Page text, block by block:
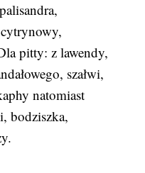
pitty: z lawendy,
szałwi,
natomiast
bodziszka,